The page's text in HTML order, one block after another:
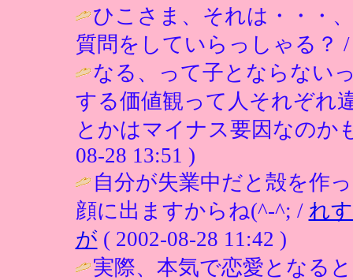
ひこさま、それは・・・
質問をしていらっしゃる？
なる、って子とならない
する価値観って人それぞれ
とかはマイナス要因なのか
08-28 13:51 )
自分が失業中だと殻を作
顔に出ますからね(^-^; / れ
が( 2002-08-28 11:42 )
実際、本気で恋愛となる